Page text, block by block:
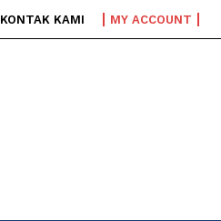
KONTAK KAMI MY ACCOUNT